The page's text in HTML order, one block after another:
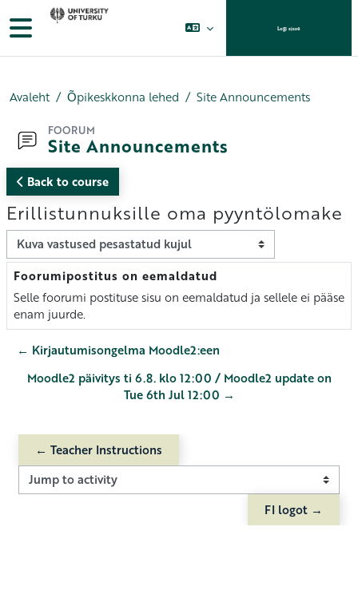
Jäta vahele peasisuni
Küljepaneel Logi sisse
Avaleht Õpikeskkonna lehed Site Announcements
FOORUM
Site Announcements
Back to course
Erillistunnuksille oma pyyntölomake
Kuvamisrežiim
Foorumipostitus on eemaldatud
Vastuste arv 0
Selle foorumi postituse sisu on eemaldatud ja sellele ei pääse
enam juurde.
← Kirjautumisongelma Moodle2:een
Moodle2 päivitys ti 6.8. klo 12:00 / Moodle2 update on
Tue 6th Jul 12:00 →
← Teacher Instructions
Jump to activity
FI logot →